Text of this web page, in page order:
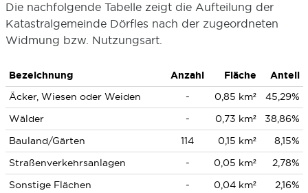
Die nachfolgende Tabelle zeigt die Aufteilung der
Katastralgemeinde Dörfles nach der zugeordneten
Widmung bzw. Nutzungsart.
Bezeichnung Anzahl Fläche
Anteil
Äcker, Wiesen oder Weiden
- 0,85 km²
45,29%
Wälder
- 0,73 km²
38,86%
Bauland/Gärten
114 0,15 km²
8,15%
Straßenverkehrsanlagen
- 0,05 km²
2,78%
Sonstige Flächen
- 0,04 km² 2,16%